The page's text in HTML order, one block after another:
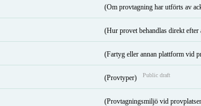
(Om provtagning har utförts av
(Hur provet behandlas direkt efter
(Fartyg eller annan plattform vid
(Provtyper) Public draft
(Provtagningsmiljö vid